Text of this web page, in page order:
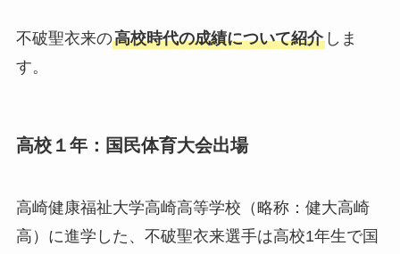
不破聖衣来の高校時代の成績について紹介しま
す。
高校１年：国民体育大会出場
高崎健康福祉大学高崎高等学校（略称：健大高崎
高）に進学した、不破聖衣来選手は高校1年生で国